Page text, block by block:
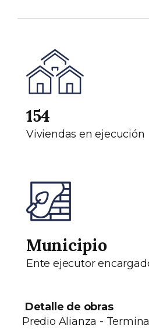
154
Viviendas en ejecución
Municipio
Ente ejecutor
Detalle de
obras
Viviendas
Predio Alianza -